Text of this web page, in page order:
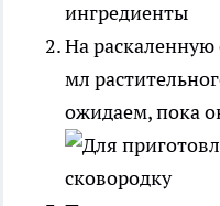
На раскаленную
мл
ожидаем, пока